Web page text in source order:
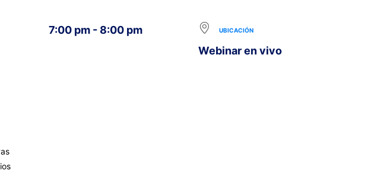
7:00 pm - 8:00 pm UBICACIÓN
Webinar en vivo